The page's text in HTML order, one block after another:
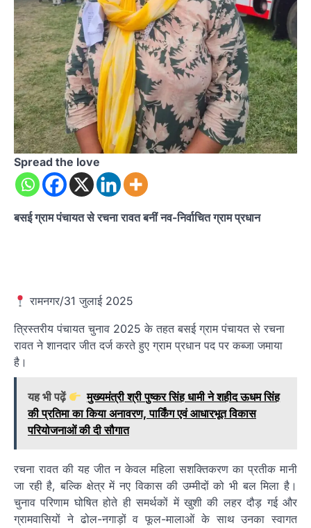
Spread the love
बसई ग्राम पंचायत से रचना रावत बनीं नव-निर्वाचित ग्राम प्रधान
रामनगर/31 जुलाई 2025
त्रिस्तरीय पंचायत चुनाव 2025 के तहत बसई ग्राम पंचायत से रचना
रावत ने शानदार जीत दर्ज करते हुए ग्राम प्रधान पद पर कब्जा जमाया
है।
यह भी पढ़ें
मुख्यमंत्री श्री पुष्कर सिंह धामी ने शहीद ऊधम सिंह
की प्रतिमा का किया अनावरण, पार्किंग एवं आधारभूत विकास
परियोजनाओं की दी सौगात
रचना रावत की यह जीत न केवल महिला सशक्तिकरण का प्रतीक मानी
जा रही है, बल्कि क्षेत्र में नए विकास की उम्मीदों को भी बल मिला है।
चुनाव परिणाम घोषित होते ही समर्थकों में खुशी की लहर दौड़ गई और
ग्रामवासियों ने ढोल-नगाड़ों व फूल-मालाओं के साथ उनका स्वागत